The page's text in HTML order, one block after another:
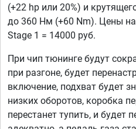
(+22 hp или 20%) и
до 360 Нм (+60 Nm). Цены
Stage 1 = 14000 руб.
При чип тюнинге будут
при разгоне, будет
включение, подхват будет
низких оборотов, коробка
перестанет тупить, и будет